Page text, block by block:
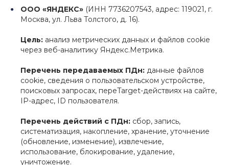
ООО «ЯНДЕКС» (ИНН 7736207543, адрес: 119021, г.
Москва, ул. Льва Толстого, д. 16).
Цель: анализ метрических данных и файлов cookie
через веб-аналитику Яндекс.Метрика.
Перечень передаваемых ПДн: данные файлов
cookie, сведения о пользовательском устройстве,
поисковых запросах, переTarget-действиях на сайте,
IP-адрес, ID пользователя.
Перечень действий с ПДн: сбор, запись,
систематизация, накопление, хранение, уточнение
(обновление, изменение), извлечение,
использование, блокирование, удаление,
уничтожение.